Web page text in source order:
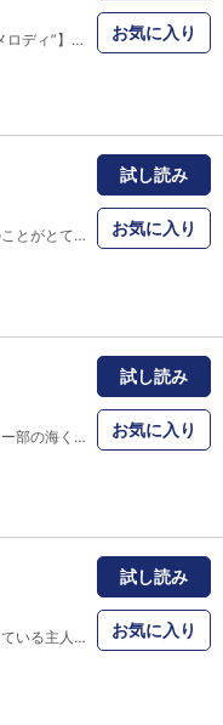
【教室に鳴り響く始まりの“メロディ”】結城琴子は図書委員をつとめるひかえめな女の子。中学2年生に進級した春の日、琴子は、放課後の音楽室から聞こえてきた優しくて温かい旋律に心を躍らせる。それから数日後…音楽室にいたのは、他のクラスのサッカー部員・霧島海くんで―― 全国の250万乙女におくる恋の教科書・第1巻 ※りぼんマスコットコミックスとして出版したものをデジタル版に再編しました。当時の欄外コメント・イラストも再現した復刻版です。
お気に入り
琴子はサッカー部の海くんのことがとても気になる。でも、海くんには彼女がいるらしい。友達になりたかっただけなのに、そのことがなんでこんなにショックなの…？「星の瞳のシルエット」の柊あおい作、切なくて胸にぐっとくるラブストーリー第1巻！※このコミックスは、旧『銀色のハーモニー（全5巻）』を全6巻に分冊して再編集したものです。
試し読み
お気に入り
琴子は偶然知り合ったサッカー部の海くんのことがなんだか気になる。少しずつ海くんとの距離が縮まっていくが、海くんには彼女がいるらしくて…しかも彼女にライバル宣言されてしまった！？自分のほんとの気持ちに気づいて、どんどん海くんのことが好きになっていく琴子だったが・・・心あたたまるステキな恋のハーモニー♪
試し読み
お気に入り
初めての妊娠で戸惑いを感じている主人公の麻理子。妊娠の経過と同時に母親の自覚が芽生え、家族の絆も深まっていく。妊娠、出産をめぐる様々な問題をひとつひとつ解き明かし、安産のための知識が学べる実用コミック。
試し読み
お気に入り